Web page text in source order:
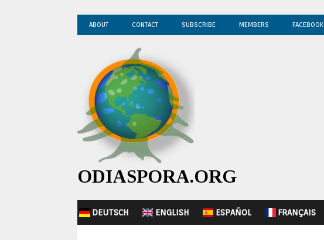
ABOUT CONTACT SUBSCRIBE MEMBERS FACEBOOK
ODIASPORA.ORG
DEUTSCH ENGLISH ESPAÑOL FRANÇAIS